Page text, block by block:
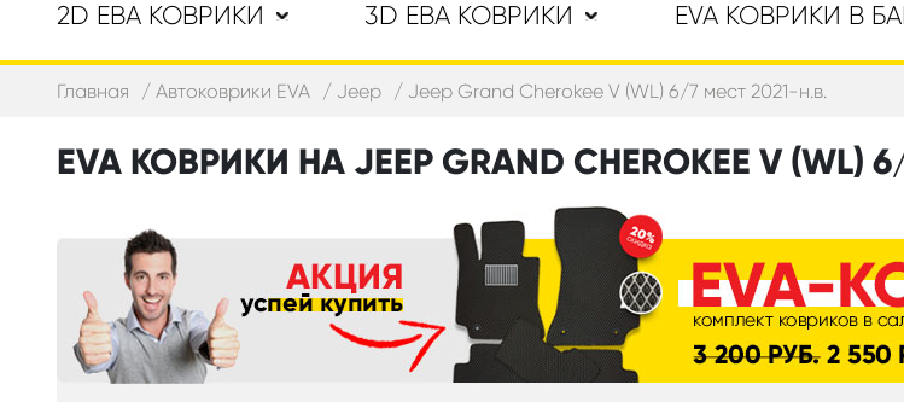
2D ЕВА КОВРИКИ 3D ЕВА КОВРИКИ EVA КОВРИКИ В
Главная Автоковрики EVA Jeep Jeep Grand Cherokee V (WL) 6/7 мест 2021-н.в.
EVA КОВРИКИ НА JEEP GRAND CHEROKEE V (WL)